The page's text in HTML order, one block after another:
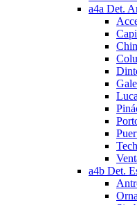
a4a Det.
a4b Det.